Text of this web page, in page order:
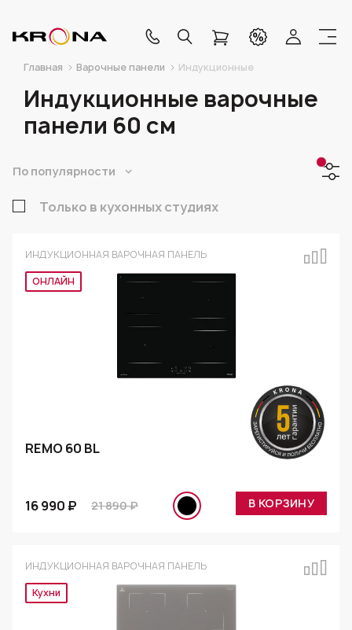
Главная Варочные панели Индукционные
Индукционные варочные
панели 60 см
По популярности
Только в кухонных студиях
ИНДУКЦИОННАЯ ВАРОЧНАЯ ПАНЕЛЬ
ОНЛАЙН
REMO 60 BL
16 990 ₽ 21 890 ₽ В КОРЗИНУ
ИНДУКЦИОННАЯ ВАРОЧНАЯ ПАНЕЛЬ
Кухни